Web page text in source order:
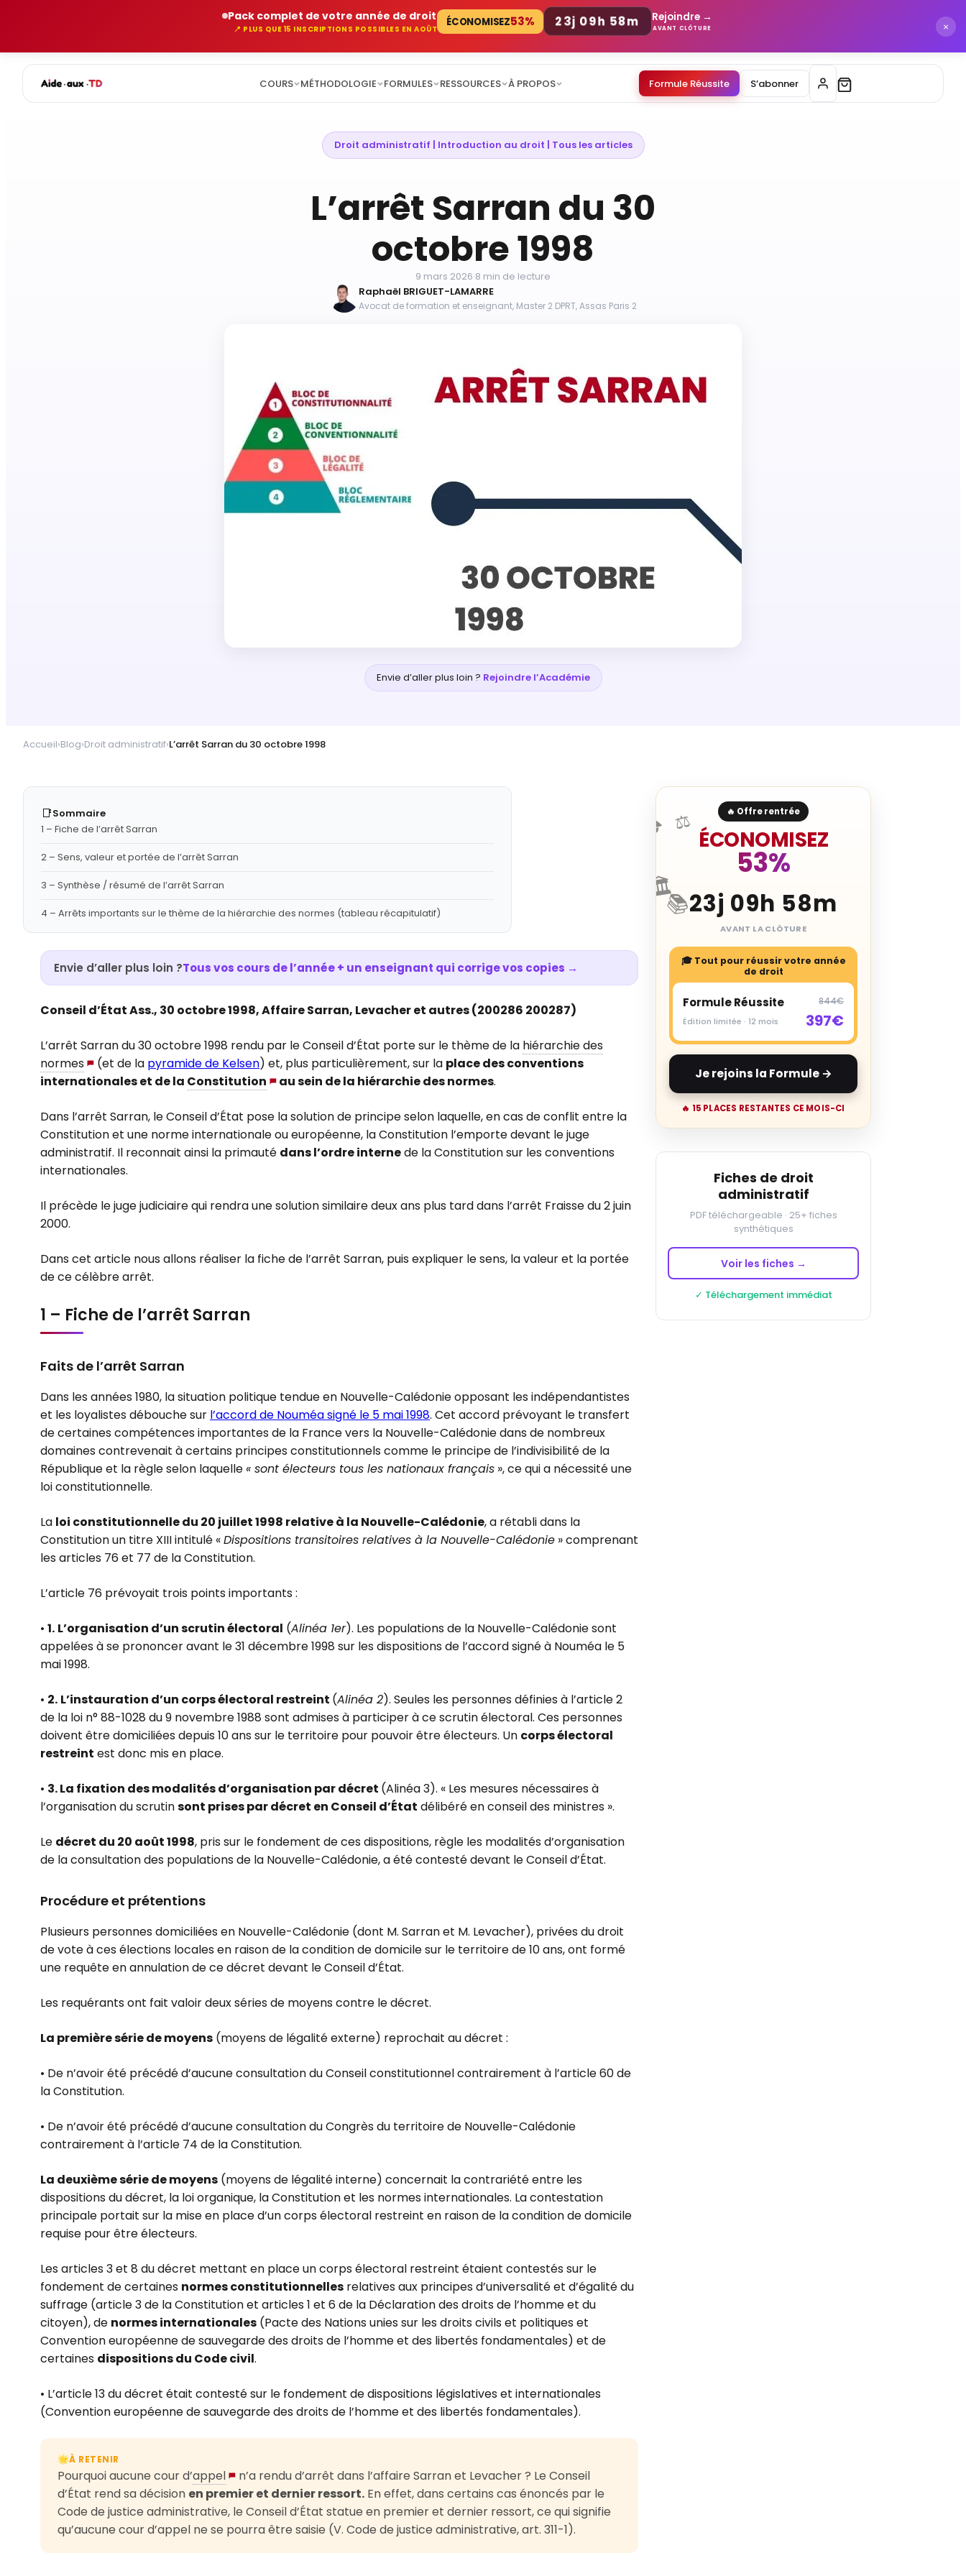
Pack complet de votre année de droit
📍 PLUS QUE 15 INSCRIPTIONS POSSIBLES EN AOÛT
ÉCONOMISEZ53% 23j 09h 58m Rejoindre →
AVANT CLÔTURE ×
COURS MÉTHODOLOGIE FORMULES RESSOURCES À PROPOS Formule Réussite S’abonner
Droit administratif | Introduction au droit | Tous les articles
L’arrêt Sarran du 30
octobre 1998
9 mars 2026·8 min de lecture
Raphaël BRIGUET-LAMARRE
Avocat de formation et enseignant, Master 2 DPRT, Assas Paris 2
Envie d’aller plus loin ? Rejoindre l’Académie
Accueil›Blog›Droit administratif›L’arrêt Sarran du 30 octobre 1998
📑Sommaire
1 – Fiche de l’arrêt Sarran
2 – Sens, valeur et portée de l’arrêt Sarran
3 – Synthèse / résumé de l’arrêt Sarran
4 – Arrêts importants sur le thème de la hiérarchie des normes (tableau récapitulatif)
Envie d’aller plus loin ?Tous vos cours de l’année + un enseignant qui corrige vos copies →
Conseil d’État Ass., 30 octobre 1998, Affaire Sarran, Levacher et autres (200286 200287)
L’arrêt Sarran du 30 octobre 1998 rendu par le Conseil d’État porte sur le thème de la hiérarchie des
normes
(et de la pyramide de Kelsen) et, plus particulièrement, sur la place des conventions
internationales et de la Constitution au sein de la hiérarchie des normes.
Dans l’arrêt Sarran, le Conseil d’État pose la solution de principe selon laquelle, en cas de conflit entre la
Constitution et une norme internationale ou européenne, la Constitution l’emporte devant le juge
administratif. Il reconnait ainsi la primauté dans l’ordre internede la Constitution sur les conventions
internationales.
Il précède le juge judiciaire qui rendra une solution similaire deux ans plus tard dans l’arrêt Fraisse du 2 juin
2000.
Dans cet article nous allons réaliser la fiche de l’arrêt Sarran, puis expliquer le sens, la valeur et la portée
de ce célèbre arrêt.
1 – Fiche de l’arrêt Sarran
Faits de l’arrêt Sarran
Dans les années 1980, la situation politique tendue en Nouvelle-Calédonie opposant les indépendantistes
et les loyalistes débouche sur l’accord de Nouméa signé le 5 mai 1998. Cet accord prévoyant le transfert
de certaines compétences importantes de la France vers la Nouvelle-Calédonie dans de nombreux
domaines contrevenait à certains principes constitutionnels comme le principe de l’indivisibilité de la
République et la règle selon laquelle« sont électeurs tous les nationaux français », ce qui a nécessité une
loi constitutionnelle.
La loi constitutionnelle du 20 juillet 1998 relative à la Nouvelle-Calédonie, a rétabli dans la
Constitution un titre XIII intitulé «Dispositions transitoires relatives à la Nouvelle-Calédonie » comprenant
les articles 76 et 77 de la Constitution.
L’article 76 prévoyait trois points importants :
• 1. L’organisation d’un scrutin électoral (Alinéa 1er). Les populations de la Nouvelle-Calédonie sont
appelées à se prononcer avant le 31 décembre 1998 sur les dispositions de l’accord signé à Nouméa le 5
mai 1998.
• 2. L’instauration d’un corps électoral restreint (Alinéa 2). Seules les personnes définies à l’article 2
de la loi n° 88-1028 du 9 novembre 1988 sont admises à participer à ce scrutin électoral. Ces personnes
doivent être domiciliées depuis 10 ans sur le territoire pour pouvoir être électeurs. Un corps électoral
restreint est donc mis en place.
• 3. La fixation des modalités d’organisation par décret (Alinéa 3). « Les mesures nécessaires à
l’organisation du scrutinsont prises par décret en Conseil d’État délibéré en conseil des ministres ».
Le décret du 20 août 1998, pris sur le fondement de ces dispositions, règle les modalités d’organisation
de la consultation des populations de la Nouvelle-Calédonie, a été contesté devant le Conseil d’État.
Procédure et prétentions
Plusieurs personnes domiciliées en Nouvelle-Calédonie (dont M. Sarran et M. Levacher), privées du droit
de vote à ces élections locales en raison de la condition de domicile sur le territoire de 10 ans, ont formé
une requête en annulation de ce décret devant le Conseil d’État.
Les requérants ont fait valoir deux séries de moyens contre le décret.
La première série de moyens (moyens de légalité externe) reprochait au décret :
• De n’avoir été précédé d’aucune consultation du Conseil constitutionnel contrairement à l’article 60 de
la Constitution.
• De n’avoir été précédé d’aucune consultation du Congrès du territoire de Nouvelle-Calédonie
contrairement à l’article 74 de la Constitution.
La deuxième série de moyens (moyens de légalité interne) concernait la contrariété entre les
dispositions du décret, la loi organique, la Constitution et les normes internationales. La contestation
principale portait sur la mise en place d’un corps électoral restreint en raison de la condition de domicile
requise pour être électeurs.
Les articles 3 et 8 du décret mettant en place un corps électoral restreint étaient contestés sur le
fondement de certaines normes constitutionnelles relatives aux principes d’universalité et d’égalité du
suffrage (article 3 de la Constitution et articles 1 et 6 de la Déclaration des droits de l’homme et du
citoyen), de normes internationales (Pacte des Nations unies sur les droits civils et politiques et
Convention européenne de sauvegarde des droits de l’homme et des libertés fondamentales) et de
certaines dispositions du Code civil.
• L’article 13 du décret était contesté sur le fondement de dispositions législatives et internationales
(Convention européenne de sauvegarde des droits de l’homme et des libertés fondamentales).
🌟À RETENIR
Pourquoi aucune cour d’appel
n’a rendu d’arrêt dans l’affaire Sarran et Levacher ? Le Conseil
d’État rend sa décision en premier et dernier ressort. En effet, dans certains cas énoncés par le
Code de justice administrative, le Conseil d’État statue en premier et dernier ressort, ce qui signifie
qu’aucune cour d’appel ne se pourra être saisie (V. Code de justice administrative, art. 311-1).
⚖️
🎓
📚
🏛️
🔥 Offre rentrée
ÉCONOMISEZ
53%
23j 09h 58m
AVANT LA CLÔTURE
🎓 Tout pour réussir votre année
de droit
Formule Réussite
Édition limitée · 12 mois
844€
397€
Je rejoins la Formule →
🔥 15 PLACES RESTANTES CE MOIS-CI
Fiches de droit
administratif
PDF téléchargeable · 25+ fiches
synthétiques
Voir les fiches →
✓ Téléchargement immédiat